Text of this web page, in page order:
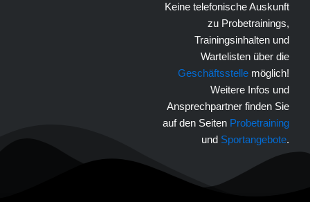
Keine telefonische Auskunft
zu Probetrainings,
Trainingsinhalten und
Wartelisten über die
Geschäftsstelle möglich!
Weitere Infos und
Ansprechpartner finden Sie
auf den Seiten Probetraining
und Sportangebote.